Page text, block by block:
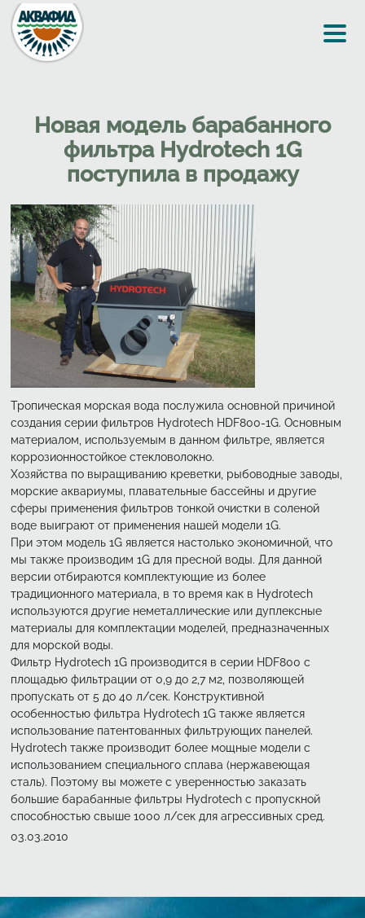
Перейти к основному содержанию
Новая модель барабанного
фильтра Hydrotech 1G
поступила в продажу
Тропическая морская вода послужила основной причиной
создания серии фильтров Hydrotech HDF800-1G. Основным
материалом, используемым в данном фильтре, является
коррозионностойкое стекловолокно.
Хозяйства по выращиванию креветки, рыбоводные заводы,
морские аквариумы, плавательные бассейны и другие
сферы применения фильтров тонкой очистки в соленой
воде выиграют от применения нашей модели 1G.
При этом модель 1G является настолько экономичной, что
мы также производим 1G для пресной воды. Для данной
версии отбираются комплектующие из более
традиционного материала, в то время как в Hydrotech
используются другие неметаллические или дуплексные
материалы для комплектации моделей, предназначенных
для морской воды.
Фильтр Hydrotech 1G производится в серии HDF800 с
площадью фильтрации от 0,9 до 2,7 м2, позволяющей
пропускать от 5 до 40 л/сек. Конструктивной
особенностью фильтра Hydrotech 1G также является
использование патентованных фильтрующих панелей.
Hydrotech также производит более мощные модели с
использованием специального сплава (нержавеющая
сталь). Поэтому вы можете с уверенностью заказать
большие барабанные фильтры Hydrotech с пропускной
способностью свыше 1000 л/сек для агрессивных сред.
Создано
03.03.2010